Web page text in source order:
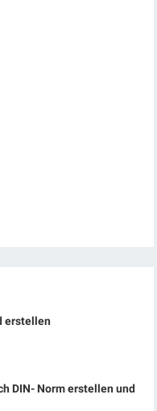
erstellen
DIN- Norm erstellen und